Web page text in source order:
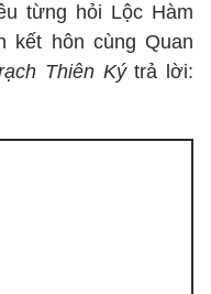
từng hỏi Lộc Hàm
kết hôn cùng Quan
Thiên Kýtrả lời: